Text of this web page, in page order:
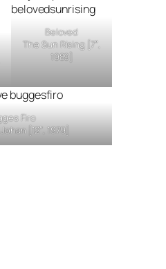
Beloved
The Sun Rising [7″,
1989]
Firo
[12″, 1979]